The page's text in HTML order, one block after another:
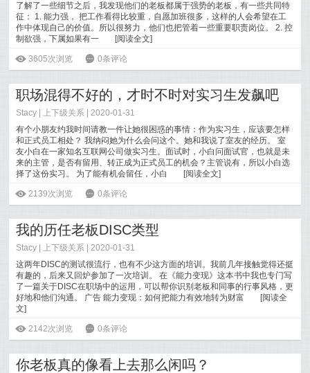
了解了一些细节之后，我发现他们的老板都属于强势的老板，有一些共同特
征： 1. 能力强， 把工作看得比较重，自愿加班很多，这样的人会希望在工
作中体现自己的价值。所以很努力，他们也把管着一些重要职责岗位。 2. 控
制欲强，下属如果有一
[阅读全文]
ė 3605次浏览 6 0条评论
职场混得不好的，才时不时对实习生发飙吧
Stacy 上下级关系 | 2020-01-31
有个小朋友约我时间请教一件让她很困惑的事情：作为实习生，应该要怎样
和正式员工相处？ 我纳闷她为什么会问这个。她和我说了室友的经历。 室
友小白在一家知名互联网公司做实习生。面试时，小白问面试官，也就是未
来的主管，是否有留用、转正成为正式员工的机会？主管说有，所以小白选
择了这份实习。 为了能有机会留任，小白
[阅读全文]
ė 2139次浏览 6 0条评论
我的历任老板DISC类型
Stacy 上下级关系 | 2020-01-31
这两年DISC的测试很流行，也有不少这方面的培训。我前几年接触觉得还挺
有趣的，后来又回炉参加了一次培训。 在《能力变现》这本书中我也专门写
了一篇关于DISC在职场中的运用，可以帮你识别老板和同事的行事风格，更
好地和他们沟通。 广告 能力变现：如何把能力有效地转为财富
[阅读全
文]
ė 2142次浏览 6 0条评论
你老板真的像看上去那么闲吗？